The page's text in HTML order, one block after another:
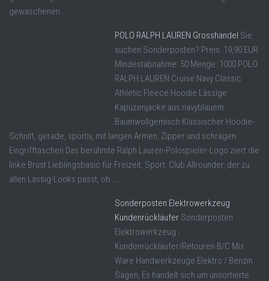
gewaschenen ...
POLO RALPH LAUREN Grosshandel Sie
suchen Sonderposten? Preis: 19,90 EUR
Mindestabnahme: 50 Menge: 1000 POLO
RALPH LAUREN Cruise Navy Classic
Athletic Fleece Hoodie Lässige
Kapuzenjacke aus navyblauem
Baumwollgemisch Klassischer Hoodie-
Schnitt, gerade, sportiv, mit langen Armen, Zipper und schrägen
Eingrifftaschen Das berühmte Ralph Lauren-Polospieler-Logo ziert die
linke Brust Lieblingsbasic für Freizeit, Sport, Club Allrounder, der zu
allen Lässig-Looks passt, ob ...
Sonderposten Elektrowerkzeug
Kundenrückläufer Sonderposten
Elektrowerkzeug -
Kundenrückläufer/Retouren B/C Mix
Ware Handwerkzeuge Elektro / Benzin
Sägen, Es handelt sich um unsortierte